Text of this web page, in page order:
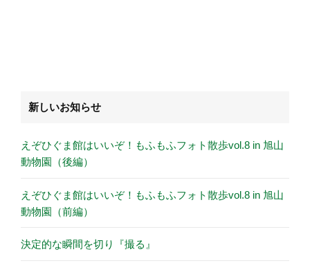
新しいお知らせ
えぞひぐま館はいいぞ！もふもふフォト散歩vol.8 in 旭山
動物園（後編）
えぞひぐま館はいいぞ！もふもふフォト散歩vol.8 in 旭山
動物園（前編）
決定的な瞬間を切り『撮る』